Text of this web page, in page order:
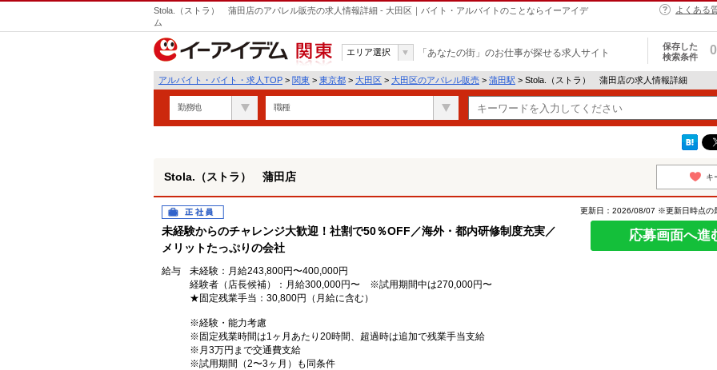
Stola.（ストラ） 蒲田店のアパレル販売の求人情報詳細 - 大田区｜バイト・アルバイトのことならイーアイデ
ム
よくある
関東
エリア選択 「あなたの街」のお仕事が探せる求人サイト
保存した
検索条件
0
アルバイト・バイト・求人TOP > 関東 > 東京都 > 大田区 > 大田区のアパレル販売 > 蒲田駅 > Stola.（ストラ） 蒲田店の求人情報詳細
勤務地 職種
Stola.（ストラ） 蒲田店 キ
正社員
未経験からのチャレンジ大歓迎！社割で50％OFF／海外・都内研修制度充実／
メリットたっぷりの会社
更新日：2026/08/07 ※更新日時点の
応募画面へ進
給与
未経験：月給243,800円〜400,000円
経験者（店長候補）：月給300,000円〜 ※試用期間中は270,000円〜
★固定残業手当：30,800円（月給に含む）
※経験・能力考慮
※固定残業時間は1ヶ月あたり20時間、超過時は追加で残業手当支給
※月3万円まで交通費支給
※試用期間（2〜3ヶ月）も同条件